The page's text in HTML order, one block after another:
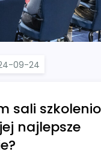
sali
najlepsze